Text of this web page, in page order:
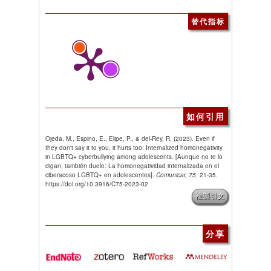
替代指标
如何引用
Ojeda, M., Espino, E., Elipe, P., & del-Rey, R. (2023). Even if
they don't say it to you, it hurts too: Internalized homonegativity
in LGBTQ+ cyberbullying among adolescents. [Aunque no te lo
digan, también duele: La homonegatividad internalizada en el
ciberacoso LGBTQ+ en adolescentes]. Comunicar, 75, 21-35.
https://doi.org/10.3916/C75-2023-02
複製引文
分享